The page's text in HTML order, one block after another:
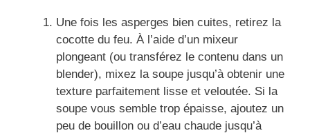
Une fois les asperges bien cuites, retirez la
cocotte du feu. À l’aide d’un mixeur
plongeant (ou transférez le contenu dans un
blender), mixez la soupe jusqu’à obtenir une
texture parfaitement lisse et veloutée. Si la
soupe vous semble trop épaisse, ajoutez un
peu de bouillon ou d’eau chaude jusqu’à